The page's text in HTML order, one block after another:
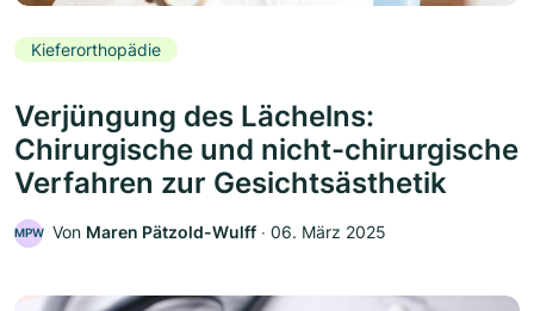
Kieferorthopädie
Verjüngung des Lächelns:
Chirurgische und nicht-chirurgische
Verfahren zur Gesichtsästhetik
MPW Von Maren Pätzold-Wulff ‧ 06. März 2025